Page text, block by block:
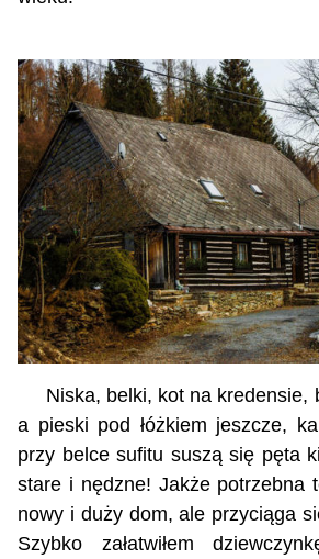
Niska, belki, kot na kredensie,
a pieski pod łóżkiem jeszcze,
przy belce sufitu suszą się pęta
stare i nędzne! Jakże potrzebna
nowy i duży dom, ale przyciąga
Szybko załatwiłem